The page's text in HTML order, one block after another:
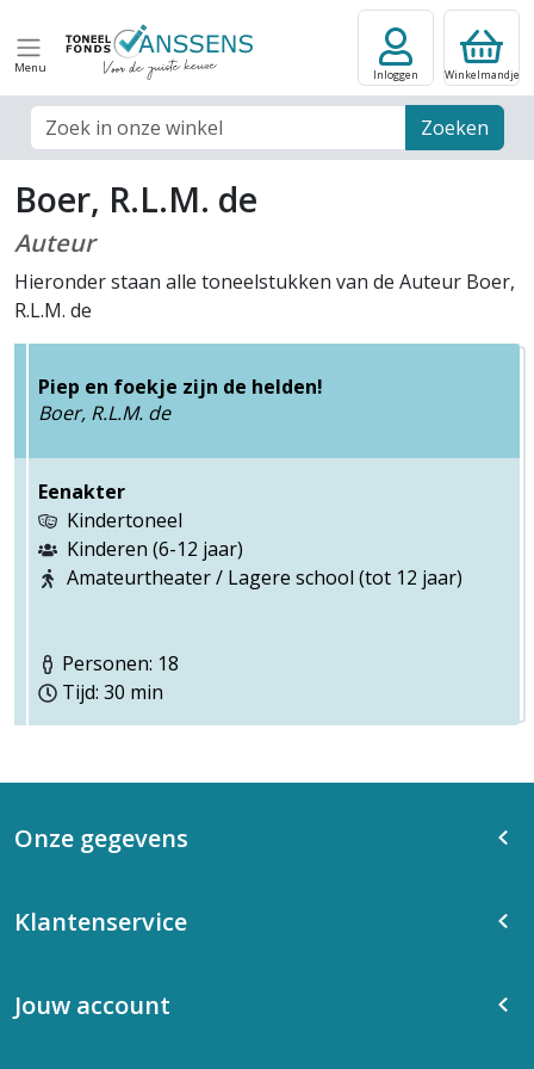
Menu
Zoek veld Zoeken
Inloggen Winkelmandje
Boer, R.L.M. de
Auteur
Hieronder staan alle toneelstukken van de Auteur Boer,
R.L.M. de
Piep en foekje zijn de helden!
Boer, R.L.M. de
Eenakter
Kindertoneel
Kinderen (6-12 jaar)
Amateurtheater / Lagere school (tot 12 jaar)
Personen: 18
Tijd: 30 min
Onze gegevens
Klantenservice
Jouw account